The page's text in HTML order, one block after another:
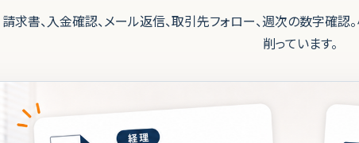
請求書、入金確認、メール返信、取引先フォロー、週次の数字確
削っています。